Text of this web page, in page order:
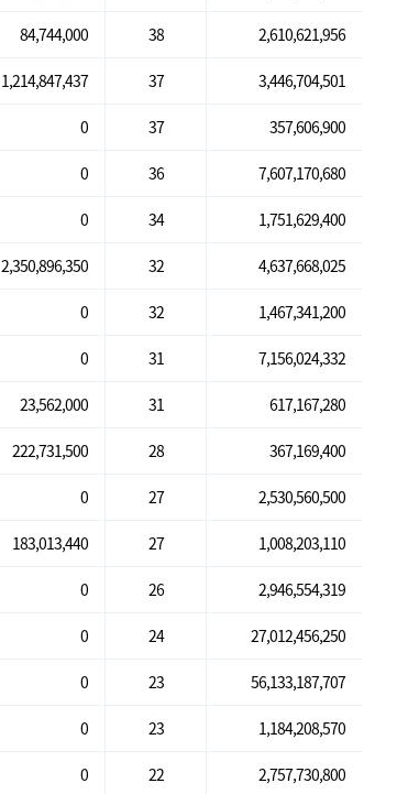
84,744,000 38 2,610,621,956
1,214,847,437 37 3,446,704,501
0 37 357,606,900
0 36 7,607,170,680
0 34 1,751,629,400
2,350,896,350 32 4,637,668,025
0 32 1,467,341,200
0 31 7,156,024,332
23,562,000 31 617,167,280
222,731,500 28 367,169,400
0 27 2,530,560,500
183,013,440 27 1,008,203,110
0 26 2,946,554,319
0 24 27,012,456,250
0 23 56,133,187,707
0 23 1,184,208,570
0 22 2,757,730,800